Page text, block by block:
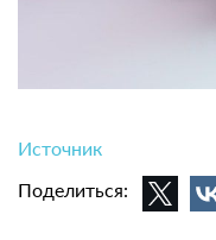
Источник
Поделиться: